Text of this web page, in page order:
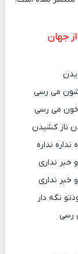
جهان
می رسی
خون می رسی
ناز کشیدن
نداره
خبر نداری
خبر نداری
نگه دار
رسی